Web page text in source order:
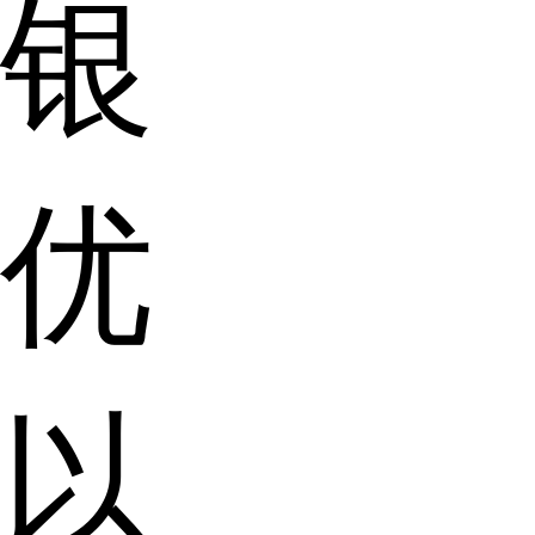
银
优
以